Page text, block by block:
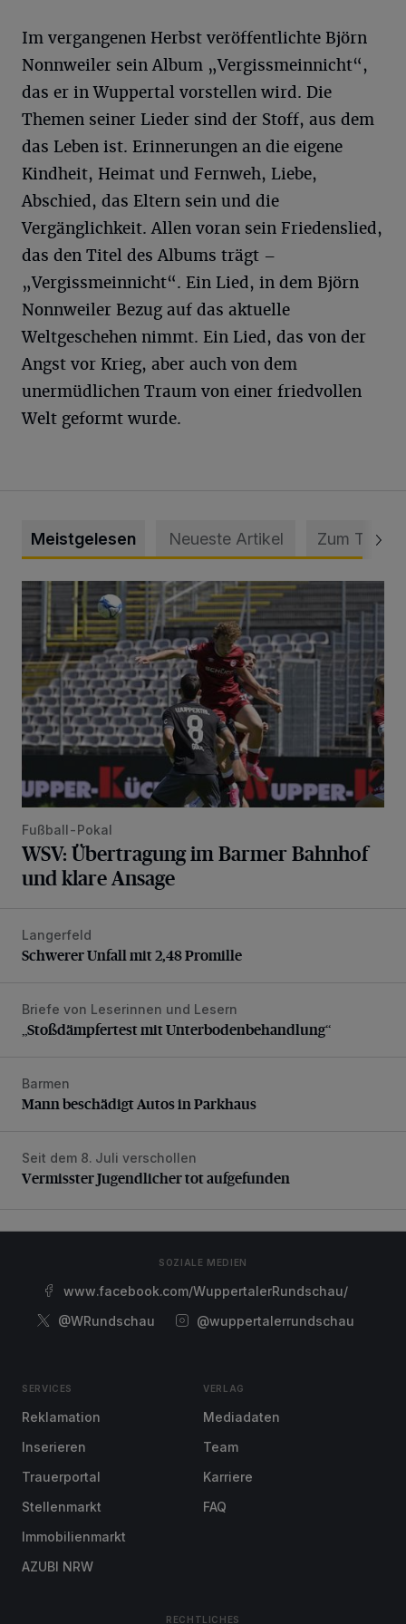
Im vergangenen Herbst veröffentlichte Björn
Nonnweiler sein Album „Vergissmeinnicht“,
das er in Wuppertal vorstellen wird. Die
Themen seiner Lieder sind der Stoff, aus dem
das Leben ist. Erinnerungen an die eigene
Kindheit, Heimat und Fernweh, Liebe,
Abschied, das Eltern sein und die
Vergänglichkeit. Allen voran sein Friedenslied,
das den Titel des Albums trägt –
„Vergissmeinnicht“. Ein Lied, in dem Björn
Nonnweiler Bezug auf das aktuelle
Weltgeschehen nimmt. Ein Lied, das von der
Angst vor Krieg, aber auch von dem
unermüdlichen Traum von einer friedvollen
Welt geformt wurde.
Meistgelesen Neueste Artikel Zum Thema
WSV: Übertragung im Barmer Bahnhof und klare Ansage
Fußball-Pokal
WSV: Übertragung im Barmer Bahnhof
und klare Ansage
Schwerer Unfall mit 2,48 Promille
Langerfeld
Schwerer Unfall mit 2,48 Promille
„Stoßdämpfertest mit Unterbodenbehandlung“
Briefe von Leserinnen und Lesern
„Stoßdämpfertest mit Unterbodenbehandlung“
Mann beschädigt Autos in Parkhaus
Barmen
Mann beschädigt Autos in Parkhaus
Vermisster Jugendlicher tot aufgefunden
Seit dem 8. Juli verschollen
Vermisster Jugendlicher tot aufgefunden
SOZIALE MEDIEN
www.facebook.com/WuppertalerRundschau/
@WRundschau
@wuppertalerrundschau
SERVICES
Reklamation
Inserieren
Trauerportal
Stellenmarkt
Immobilienmarkt
AZUBI NRW
VERLAG
Mediadaten
Team
Karriere
FAQ
RECHTLICHES